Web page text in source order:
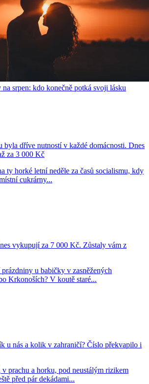
srpen: kdo konečně potká svoji lásku
byla dříve nutností v každé domácnosti. Dnes
za 3 000 Kč
ty horké letní neděle za časů socialismu, kdy
cukrárny...
vykupují za 7 000 Kč. Zůstaly vám z
u babičky v zasněžených
Krkonoších? V koutě staré...
u nás a kolik v zahraničí? Číslo překvapilo i
prachu a horku, pod neustálým rizikem
před pár dekádami...